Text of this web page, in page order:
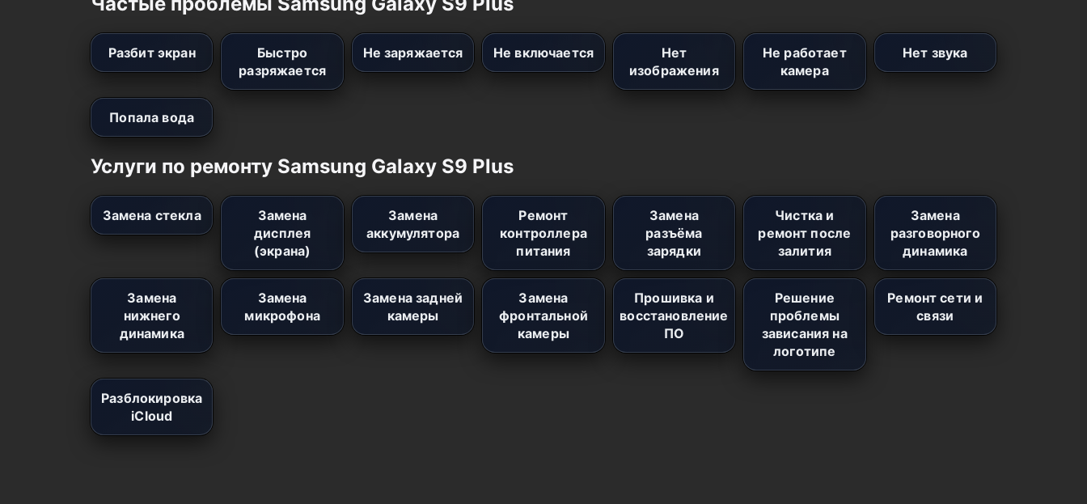
Разбит экран
Быстро
разряжается
Не заряжается Не включается
Нет
изображения
Не работает
камера
Нет звука
Попала вода
Услуги по ремонту Samsung Galaxy S9 Plus
Замена стекла
Замена
дисплея
(экрана)
Замена
аккумулятора
Ремонт
контроллера
питания
Замена
разъёма
зарядки
Чистка и
ремонт после
залития
Замена
разговорного
динамика
Замена
нижнего
динамика
Замена
микрофона
Замена задней
камеры
Замена
фронтальной
камеры
Прошивка и
восстановление
ПО
Решение
проблемы
зависания на
логотипе
Ремонт сети и
связи
Разблокировка
iCloud